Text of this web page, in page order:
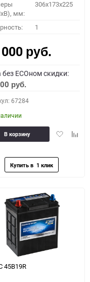
мм:
306x173x225
1
руб.
без ECOном скидки:
руб.
67284
Добавить
В корзину
45B19R